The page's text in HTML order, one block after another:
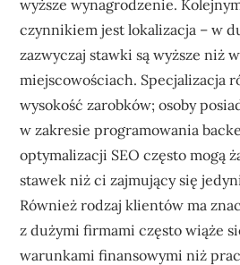
wyższe wynagrodzenie.
czynnikiem jest lokalizacja – w
zazwyczaj stawki są wyższe niż
miejscowościach. Specjalizacja
wysokość zarobków; osoby
w zakresie programowania
optymalizacji SEO często mogą
stawek niż ci zajmujący się
Również rodzaj klientów ma
z dużymi firmami często wiąże
warunkami finansowymi niż